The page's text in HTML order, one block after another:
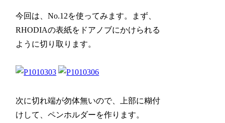
今回は、No.12を使ってみます。まず、
RHODIAの表紙をドアノブにかけられる
ように切り取ります。
次に切れ端が勿体無いので、上部に糊付
けして、ペンホルダーを作ります。